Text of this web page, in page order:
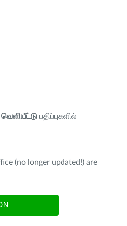
பதிப்புகளில்
(no longer updated!) are